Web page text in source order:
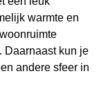
warmte en
Daarnaast kun je
andere sfeer in